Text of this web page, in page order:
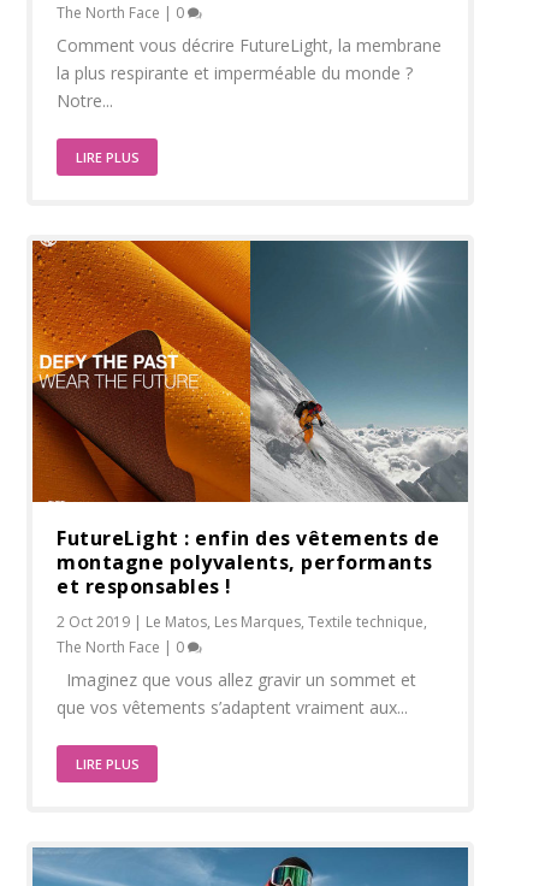
The North Face | 0
Comment vous décrire FutureLight, la membrane
la plus respirante et imperméable du monde ?
Notre...
LIRE PLUS
FutureLight : enfin des vêtements de
montagne polyvalents, performants
et responsables !
2 Oct 2019 | Le Matos, Les Marques,Textile technique,
The North Face | 0
Imaginez que vous allez gravir un sommet et
que vos vêtements s’adaptent vraiment aux...
LIRE PLUS